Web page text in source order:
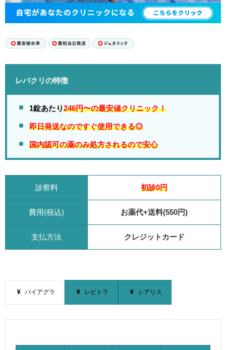
レバクリの特徴
1錠あたり 246円〜の最安値クリニック！
即日発送なのですぐ使用できる◎
国内認可の薬のみ処方されるので安心
診察料 初診0円
費用(税込) お薬代+送料(550円)
支払方法 クレジットカード
バイアグラ レビトラ シアリス